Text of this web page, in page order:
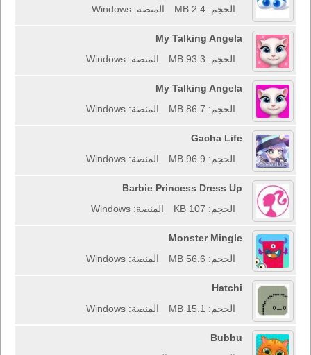
الحجم: 2.4 MB
المنصة: Windows
My Talking Angela
الحجم: 93.3 MB
المنصة: Windows
My Talking Angela
الحجم: 86.7 MB
المنصة: Windows
Gacha Life
الحجم: 96.9 MB
المنصة: Windows
Barbie Princess Dress Up
الحجم: 107 KB
المنصة: Windows
Monster Mingle
الحجم: 56.6 MB
المنصة: Windows
Hatchi
الحجم: 15.1 MB
المنصة: Windows
Bubbu